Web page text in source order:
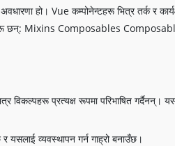
हो। Vue कम्पोनेन्टहरू भित्र तर्क र
छन्: Mixins Composables
विकल्पहरू प्रत्यक्ष रूपमा परिभाषित गर्दैनन्।
व्यवस्थापन गर्न गाह्रो बनाउँछ।